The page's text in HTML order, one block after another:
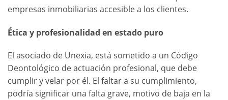
empresas inmobiliarias accesible a los clientes.
Ética y profesionalidad en estado puro
El asociado de Unexia, está sometido a un Código
Deontológico de actuación profesional, que debe
cumplir y velar por él. El faltar a su cumplimiento,
podría significar una falta grave, motivo de baja en la